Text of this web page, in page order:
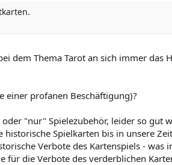
dem Thema Tarot an sich immer das
einer profanen Beschäftigung)?
"nur" Spielezubehör, leider so gut
Spielkarten bis in unsere
Verbote des Kartenspiels - was
die Verbote des verderblichen